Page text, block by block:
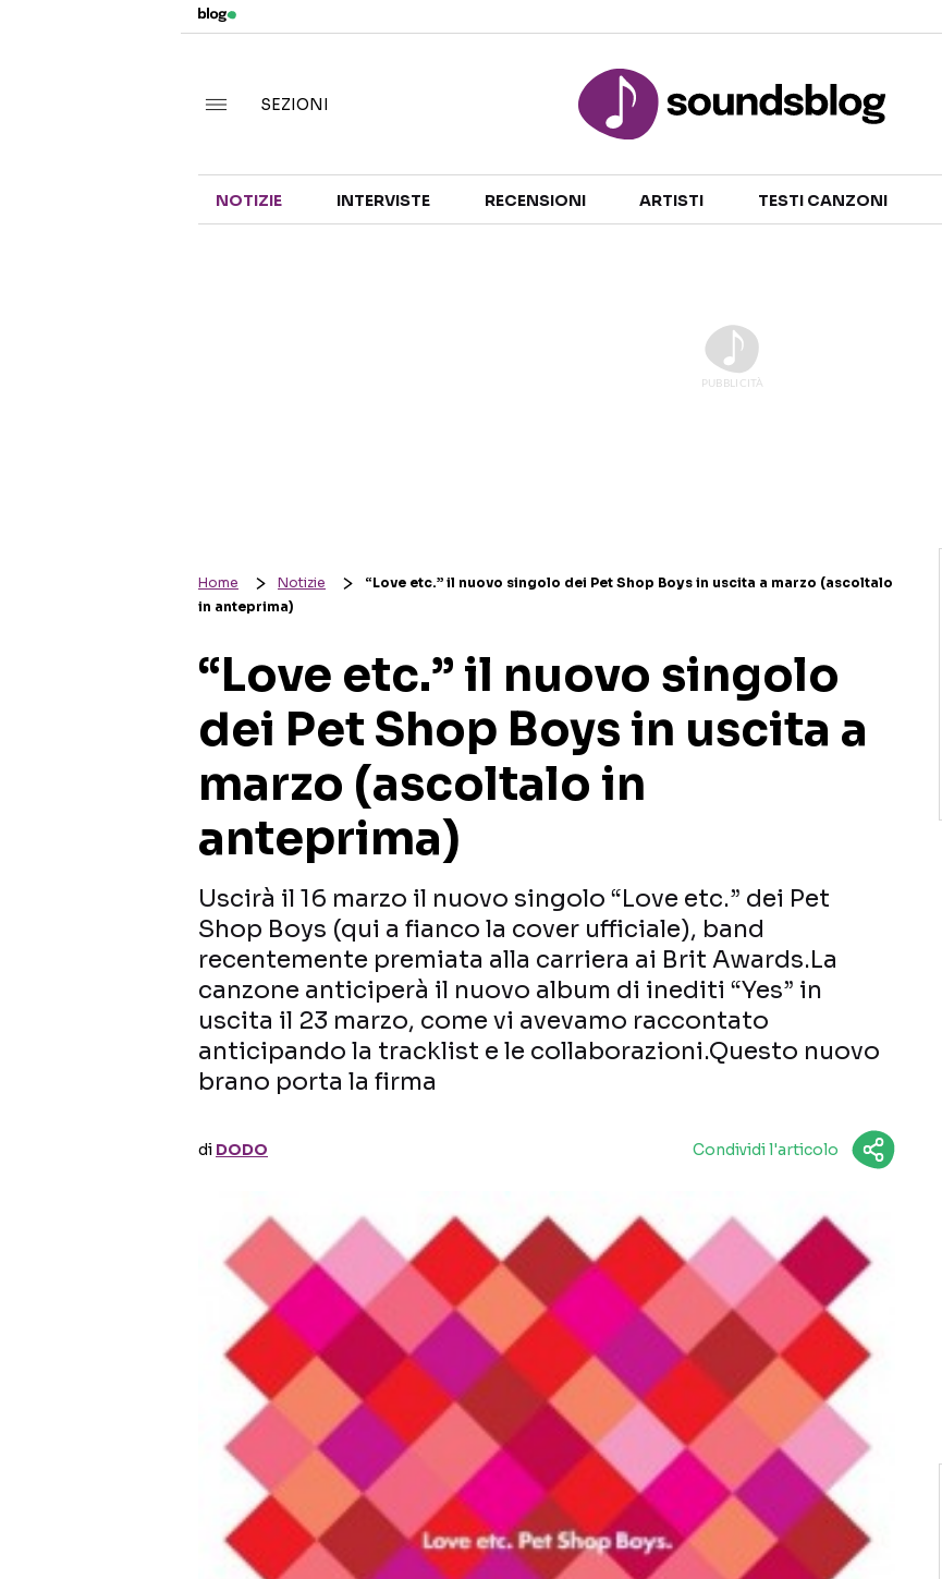
TALENT SHOW
SEZIONI
NOTIZIE INTERVISTE RECENSIONI ARTISTI TESTI CANZONI
Home Notizie
“Love etc.” il nuovo singolo dei Pet Shop Boys in uscita a marzo (ascoltalo
in anteprima)
“Love etc.” il nuovo singolo
dei Pet Shop Boys in uscita a
marzo (ascoltalo in
anteprima)
Uscirà il 16 marzo il nuovo singolo “Love etc.” dei Pet
Shop Boys (qui a fianco la cover ufficiale), band
recentemente premiata alla carriera ai Brit Awards.La
canzone anticiperà il nuovo album di inediti “Yes” in
uscita il 23 marzo, come vi avevamo raccontato
anticipando la tracklist e le collaborazioni.Questo nuovo
brano porta la firma
di DODO Condividi l'articolo